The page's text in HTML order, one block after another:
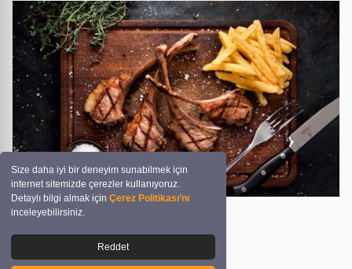
Size daha iyi bir deneyim sunabilmek için
internet sitemizde çerezler kullanıyoruz.
Detaylı bilgi almak içinÇerez Politikası’nı
inceleyebilirsiniz.
Reddet